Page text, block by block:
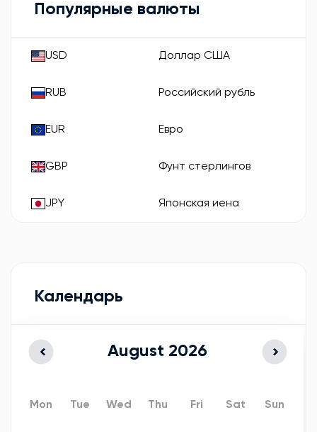
Популярные валюты
USD Доллар США
RUB Российский рубль
EUR Евро
GBP Фунт стерлингов
JPY Японская иена
Календарь
August 2026
Mon Tue Wed Thu Fri Sat Sun